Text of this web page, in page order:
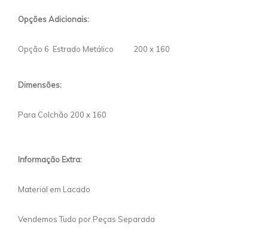
Opções Adicionais:
Opção 6 Estrado Metálico 200 x 160
Dimensões:
Para Colchão 200 x 160
Informação Extra:
Material em Lacado
Vendemos Tudo por Peças Separada